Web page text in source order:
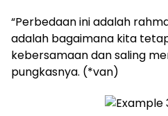
“Perbedaan ini adalah
adalah bagaimana kita
kebersamaan dan saling
pungkasnya. (*van)